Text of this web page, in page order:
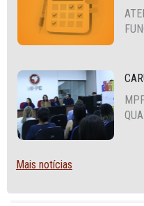
Mais notícias